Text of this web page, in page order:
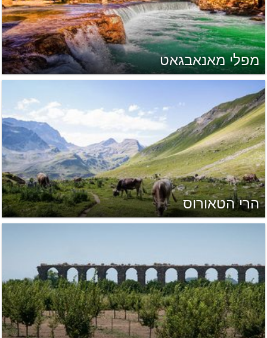
מפלי מאנאבגאט
הרי הטאורוס